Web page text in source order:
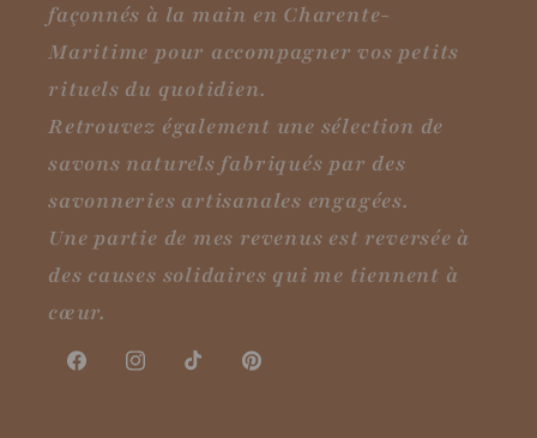
façonnés à la main en Charente-
Maritime pour accompagner vos petits
rituels du quotidien.
Retrouvez également une sélection de
savons naturels fabriqués par des
savonneries artisanales engagées.
Une partie de mes revenus est reversée à
des causes solidaires qui me tiennent à
cœur.
FacebookInstagramTikTokPinterest